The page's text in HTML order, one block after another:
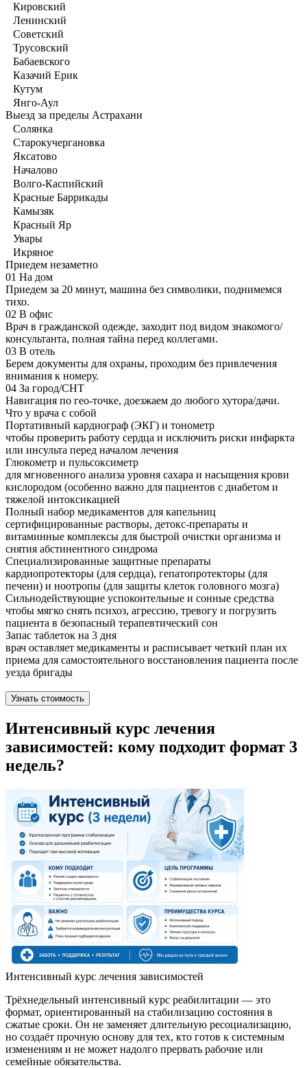
Кировский
Ленинский
Советский
Трусовский
Бабаевского
Казачий Ерик
Кутум
Янго-Аул
Выезд за пределы Астрахани
Солянка
Старокучергановка
Яксатово
Началово
Волго-Каспийский
Красные Баррикады
Камызяк
Красный Яр
Увары
Икряное
Приедем незаметно
01 На дом
Приедем за 20 минут, машина без символики, поднимемся
тихо.
02 В офис
Врач в гражданской одежде, заходит под видом знакомого/
консультанта, полная тайна перед коллегами.
03 В отель
Берем документы для охраны, проходим без привлечения
внимания к номеру.
04 За город/СНТ
Навигация по гео-точке, доезжаем до любого хутора/дачи.
Что у врача с собой
Портативный кардиограф (ЭКГ) и тонометр
чтобы проверить работу сердца и исключить риски инфаркта
или инсульта перед началом лечения
Глюкометр и пульсоксиметр
для мгновенного анализа уровня сахара и насыщения крови
кислородом (особенно важно для пациентов с диабетом и
тяжелой интоксикацией
Полный набор медикаментов для капельниц
сертифицированные растворы, детокс-препараты и
витаминные комплексы для быстрой очистки организма и
снятия абстинентного синдрома
Специализированные защитные препараты
кардиопротекторы (для сердца), гепатопротекторы (для
печени) и ноотропы (для защиты клеток головного мозга)
Сильнодействующие успокоительные и сонные средства
чтобы мягко снять психоз, агрессию, тревогу и погрузить
пациента в безопасный терапевтический сон
Запас таблеток на 3 дня
врач оставляет медикаменты и расписывает четкий план их
приема для самостоятельного восстановления пациента после
уезда бригады
Узнать стоимость
Интенсивный курс лечения
зависимостей: кому подходит формат 3
недель?
Интенсивный курс лечения зависимостей
Трёхнедельный интенсивный курс реабилитации — это
формат, ориентированный на стабилизацию состояния в
сжатые сроки. Он не заменяет длительную ресоциализацию,
но создаёт прочную основу для тех, кто готов к системным
изменениям и не может надолго прервать рабочие или
семейные обязательства.